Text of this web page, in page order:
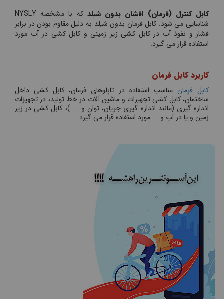
کابل کنترل (فرمان) افشان بدون شیلد
که با مشخصه NYSLY
شناسایی می شود. کابل فرمان بدون شیلد به دلیل مقاوم بودن در برابر
فشار و نفوذ آب در کابل کشی زیر زمینی و کابل کشی در آب مورد
استفاده قرار می گیرد.
کاربرد کابل فرمان
کابل فرمان مناسب استفاده در تابلوهای فرمان، کابل کشی داخل
ساختمان، کابل کشی تجهیزات و ماشین آلات در خط تولید، در تجهیزات
اندازه گیری (مانند اندازه گیری جریان، توان و ... )، کابل کشی در زیر
زمین و یا در آب و ... مورد استفاده قرار می گیرد.